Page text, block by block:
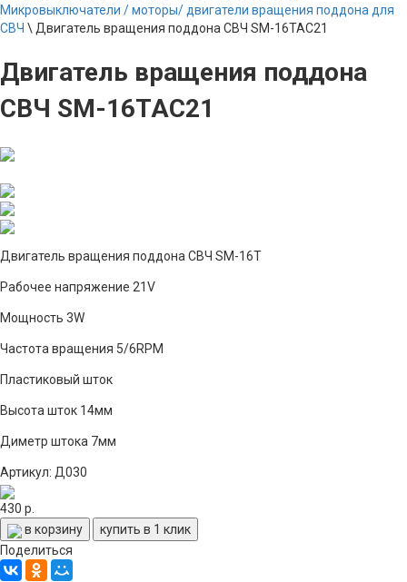
Микровыключатели / моторы/ двигатели вращения поддона для
СВЧ \ Двигатель вращения поддона СВЧ SM-16TAC21
Двигатель вращения поддона
СВЧ SM-16TAC21
Двигатель вращения поддона СВЧ SM-16Т
Рабочее напряжение 21V
Мощность 3W
Частота вращения 5/6RPM
Пластиковый шток
Высота шток 14мм
Диметр штока 7мм
Артикул: Д030
430 р.
в корзину
купить в 1 клик
Поделиться